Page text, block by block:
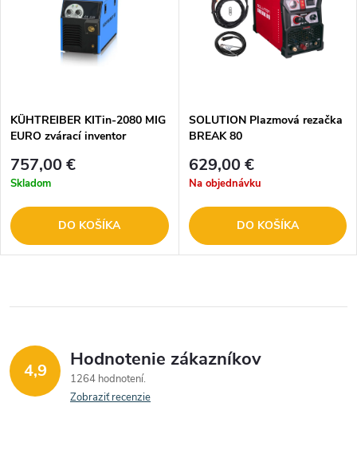
KÜHTREIBER KITin-2080 MIG
EURO zvárací inventor
757,00 €
Skladom
DO KOŠÍKA
SOLUTION Plazmová rezačka
BREAK 80
629,00 €
Na objednávku
DO KOŠÍKA
4,9 Hodnotenie zákazníkov
1264 hodnotení
Zobraziť recenzie